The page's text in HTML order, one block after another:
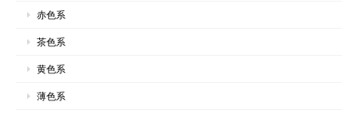
赤色系
茶色系
黄色系
薄色系